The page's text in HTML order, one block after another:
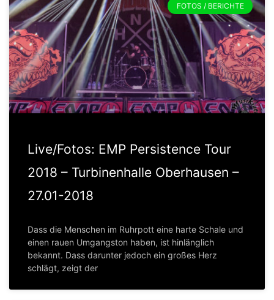
FOTOS / BERICHTE
Live/Fotos: EMP Persistence Tour
2018 – Turbinenhalle Oberhausen –
27.01-2018
Dass die Menschen im Ruhrpott eine harte Schale und
einen rauen Umgangston haben, ist hinlänglich
bekannt. Dass darunter jedoch ein großes Herz
schlägt, zeigt der